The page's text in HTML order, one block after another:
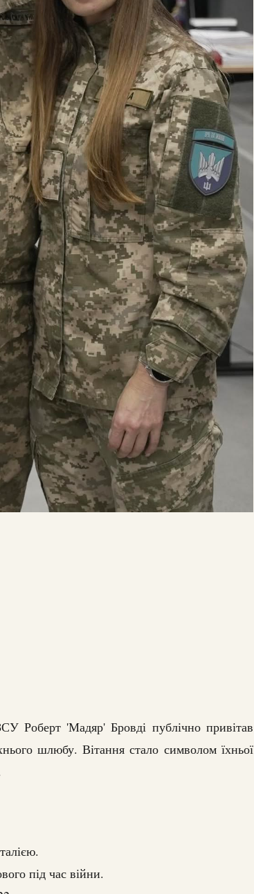
Роберт 'Мадяр' Бровді публічно привітав
шлюбу. Вітання стало символом їхньої
під час війни.